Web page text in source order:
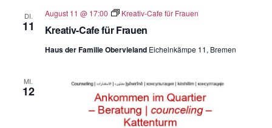
DI.
11 Kreativ-Cafe für Frauen
August 11 @ 17:00 Kreativ-Cafe für Frauen
Haus der Familie Obervieland Eichelnkämpe 11, Bremen
MI.
12